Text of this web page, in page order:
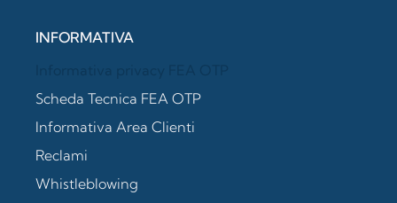
INFORMATIVA
Scheda Tecnica FEA OTP
Informativa Area Clienti
Reclami
Whistleblowing